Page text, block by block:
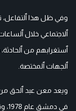
وفي ظل هذا
ٱلاجتماعي خلال
ٱستغرابهم من
ٱلجهات ٱلمختصة.
ويعد معن عبد ٱلحق من
في